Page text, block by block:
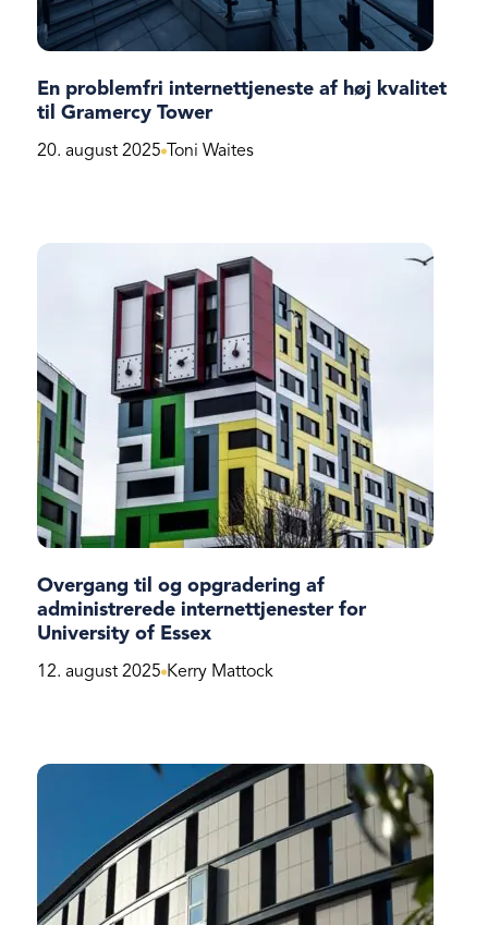
En problemfri internettjeneste af høj kvalitet
til Gramercy Tower
20. august 2025 Toni Waites
Overgang til og opgradering af
administrerede internettjenester for
University of Essex
12. august 2025 Kerry Mattock